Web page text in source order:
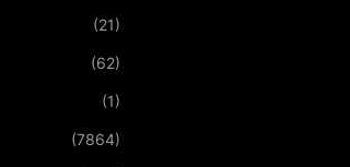
(21)
(62)
(1)
(7864)